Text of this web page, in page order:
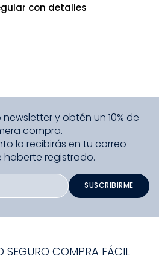
con detalles
y obtén un 10% de
compra.
lo recibirás en tu correo
registrado.
SUSCRIBIRME
SEGURO COMPRA FÁCIL